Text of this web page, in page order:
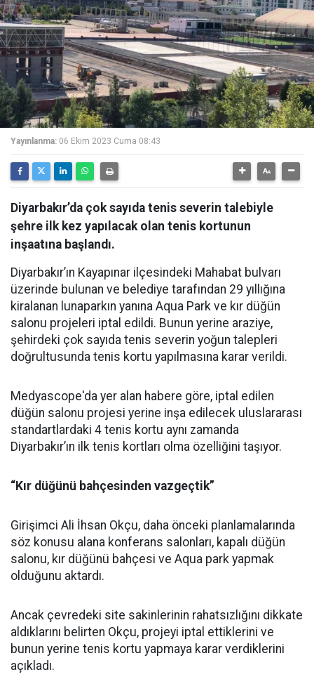
Yayınlanma: 06 Ekim 2023 Cuma 08:43
Diyarbakır’da çok sayıda tenis severin talebiyle
şehre ilk kez yapılacak olan tenis kortunun
inşaatına başlandı.
Diyarbakır’ın Kayapınar ilçesindeki Mahabat bulvarı
üzerinde bulunan ve belediye tarafından 29 yıllığına
kiralanan lunaparkın yanına Aqua Park ve kır düğün
salonu projeleri iptal edildi. Bunun yerine araziye,
şehirdeki çok sayıda tenis severin yoğun talepleri
doğrultusunda tenis kortu yapılmasına karar verildi.
Medyascope'da yer alan habere göre, iptal edilen
düğün salonu projesi yerine inşa edilecek uluslararası
standartlardaki 4 tenis kortu aynı zamanda
Diyarbakır’ın ilk tenis kortları olma özelliğini taşıyor.
“Kır düğünü bahçesinden vazgeçtik”
Girişimci Ali İhsan Okçu, daha önceki planlamalarında
söz konusu alana konferans salonları, kapalı düğün
salonu, kır düğünü bahçesi ve Aqua park yapmak
olduğunu aktardı.
Ancak çevredeki site sakinlerinin rahatsızlığını dikkate
aldıklarını belirten Okçu, projeyi iptal ettiklerini ve
bunun yerine tenis kortu yapmaya karar verdiklerini
açıkladı.